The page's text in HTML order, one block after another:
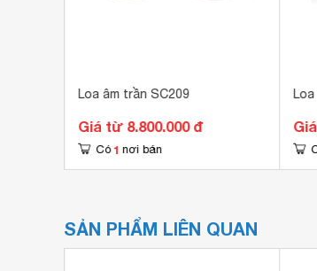
Loa âm trần SC209
Giá từ 8.800.000 đ
Có 1 nơi bán
SẢN PHẨM LIÊN QUAN